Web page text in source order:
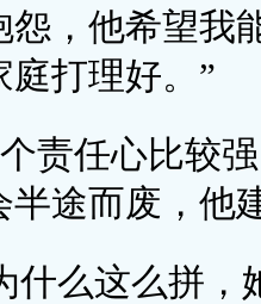
怨，他希望我
庭打理好。”
责任心比较
半途而废，他
什么这么拼，